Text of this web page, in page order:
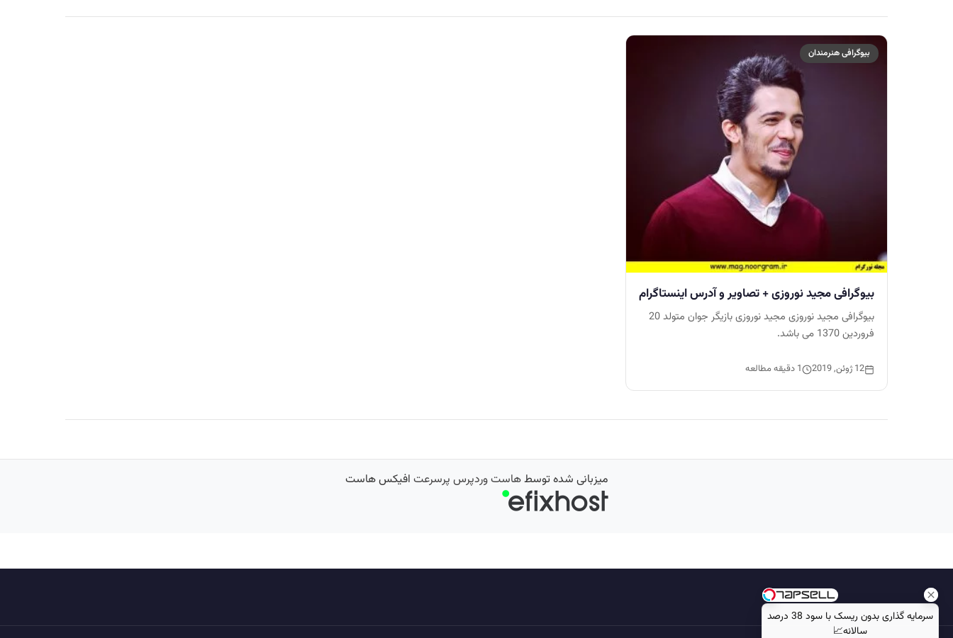
سرمایه گذاری بدون ریسک با سود 38 درصد
سالانه📈
بیوگرافی هنرمندان
بیوگرافی مجید نوروزی + تصاویر و آدرس اینستاگرام
بیوگرافی مجید نوروزی مجید نوروزی بازیگر جوان متولد 20
فروردین 1370 می باشد.
12 ژوئن, 2019 1 دقیقه مطالعه
میزبانی شده توسطهاست وردپرس پرسرعت افیکس هاست